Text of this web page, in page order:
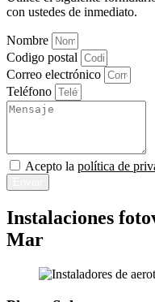
con ustedes de inmediato.
Nombre
Codigo postal
Correo electrónico
Teléfono
Acepto la política de
Instalaciones
Mar